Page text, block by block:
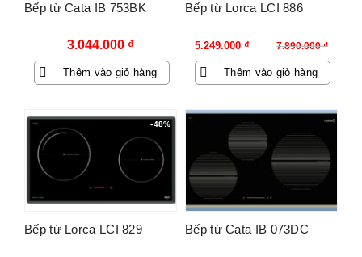
Bếp từ Cata IB 753BK
3.044.000 ₫
Thêm vào giỏ hàng
Bếp từ Lorca LCI 886
7.890.000₫
Giá
gốc
là:
5.249.000 ₫
Giá
hiện
tại
Thêm vào giỏ hàng
-48%
Bếp từ Lorca LCI 829 Bếp từ Cata IB 073DC